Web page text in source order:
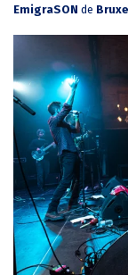
EmigraSON de